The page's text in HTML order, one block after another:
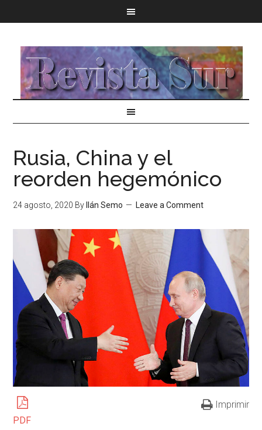
Rusia, China y el
reorden hegemónico
24 agosto, 2020 By Ilán Semo Leave a Comment
PDF
Imprimir